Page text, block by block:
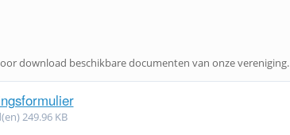
download beschikbare documenten van onze vereniging.
249.96 KB